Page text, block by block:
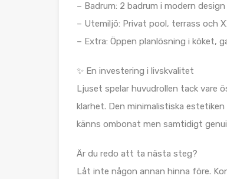
– Badrum: 2 badrum i modern design
– Utemiljö: Privat pool, terrass och
– Extra: Öppen planlösning i köket,
✨ En investering i livskvalitet
Ljuset spelar huvudrollen tack vare
klarhet. Den minimalistiska
känns ombonat men samtidigt
Är du redo att ta nästa steg?
Låt inte någon annan hinna före.